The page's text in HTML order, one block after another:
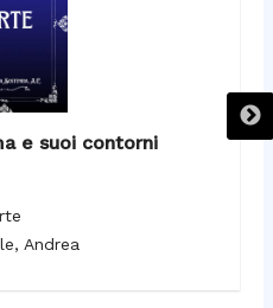
e suoi contorni
Andrea